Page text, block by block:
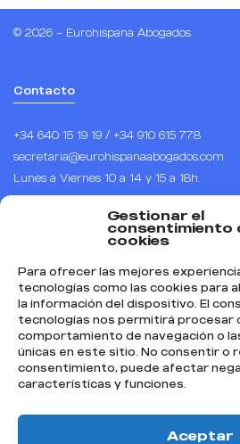
Gestionar el
consentimiento
cookies
Para ofrecer las mejores
tecnologías como las cookies para
la información del dispositivo. El
tecnologías nos permitirá procesar
comportamiento de navegación o
únicas en este sitio. No consentir o
consentimiento, puede afectar
características y funciones.
Aceptar
© 2026 – Eurohispana Abogados
Contacto
+34 640 15 19 19 / +34 910 615 778
secretaria@eurohispanaabogados.com
Lunes a Viernes 10 a 14 y 15 a 18h.
Horario de España (CET), UTC +1
Calle Arenal 1, piso 1, puerta B, 28013 –
Síguenos
Instagram
Facebook
YouTube